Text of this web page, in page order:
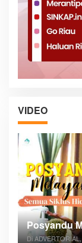
VIDEO
Posyandu
Di